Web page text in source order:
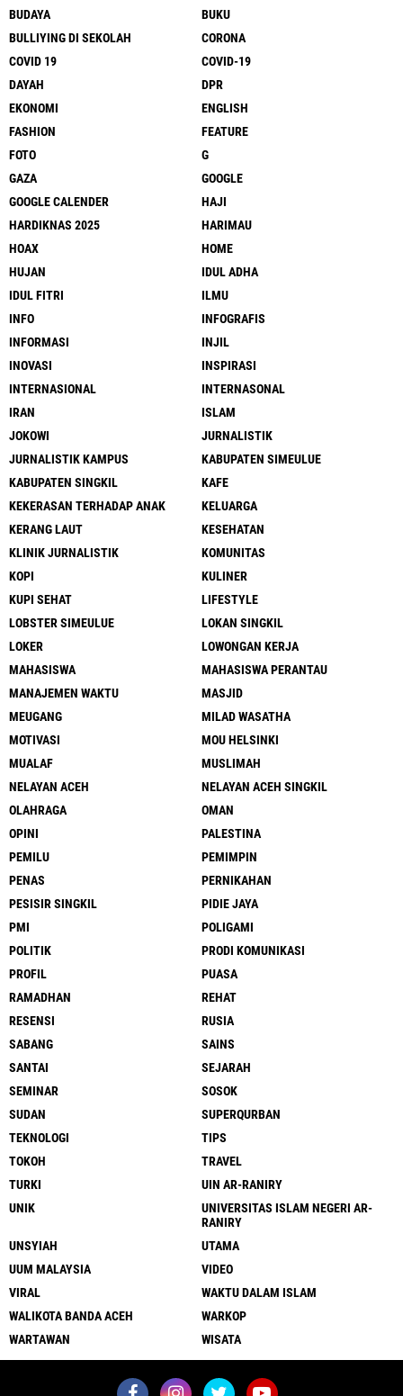
BUDAYA
BUKU
BULLIYING DI SEKOLAH
CORONA
COVID 19
COVID-19
DAYAH
DPR
EKONOMI
ENGLISH
FASHION
FEATURE
FOTO
G
GAZA
GOOGLE
GOOGLE CALENDER
HAJI
HARDIKNAS 2025
HARIMAU
HOAX
HOME
HUJAN
IDUL ADHA
IDUL FITRI
ILMU
INFO
INFOGRAFIS
INFORMASI
INJIL
INOVASI
INSPIRASI
INTERNASIONAL
INTERNASONAL
IRAN
ISLAM
JOKOWI
JURNALISTIK
JURNALISTIK KAMPUS
KABUPATEN SIMEULUE
KABUPATEN SINGKIL
KAFE
KEKERASAN TERHADAP ANAK
KELUARGA
KERANG LAUT
KESEHATAN
KLINIK JURNALISTIK
KOMUNITAS
KOPI
KULINER
KUPI SEHAT
LIFESTYLE
LOBSTER SIMEULUE
LOKAN SINGKIL
LOKER
LOWONGAN KERJA
MAHASISWA
MAHASISWA PERANTAU
MANAJEMEN WAKTU
MASJID
MEUGANG
MILAD WASATHA
MOTIVASI
MOU HELSINKI
MUALAF
MUSLIMAH
NELAYAN ACEH
NELAYAN ACEH SINGKIL
OLAHRAGA
OMAN
OPINI
PALESTINA
PEMILU
PEMIMPIN
PENAS
PERNIKAHAN
PESISIR SINGKIL
PIDIE JAYA
PMI
POLIGAMI
POLITIK
PRODI KOMUNIKASI
PROFIL
PUASA
RAMADHAN
REHAT
RESENSI
RUSIA
SABANG
SAINS
SANTAI
SEJARAH
SEMINAR
SOSOK
SUDAN
SUPERQURBAN
TEKNOLOGI
TIPS
TOKOH
TRAVEL
TURKI
UIN AR-RANIRY
UNIK
UNIVERSITAS ISLAM NEGERI AR-
RANIRY
UNSYIAH
UTAMA
UUM MALAYSIA
VIDEO
VIRAL
WAKTU DALAM ISLAM
WALIKOTA BANDA ACEH
WARKOP
WARTAWAN
WISATA